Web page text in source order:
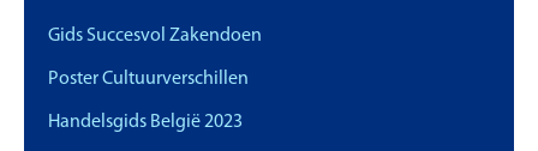
Gids Succesvol Zakendoen
Poster Cultuurverschillen
Handelsgids België 2023